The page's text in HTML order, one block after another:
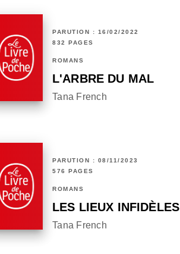
PARUTION : 16/02/2022
832 PAGES
ROMANS
L'ARBRE DU MAL
Tana French
PARUTION : 08/11/2023
576 PAGES
ROMANS
LES LIEUX INFIDÈLES
Tana French